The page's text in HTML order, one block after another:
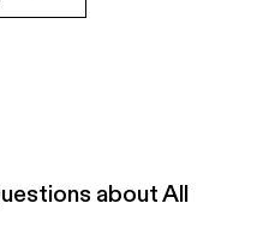
about All